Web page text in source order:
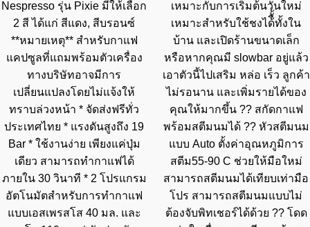
Nespresso รุ่น Pixie มีให้เลือก
2 สี ได้แก่ สีแดง, สีบรอนซ์
**หมายเหตุ** สำหรับกาแฟ
แคปซูลที่แถมพร้อมตัวเครื่อง
ทางบริษัทอาจมีการ
เปลี่ยนแปลงโดยไม่แจ้งให้
ทราบล่วงหน้า * จัดส่งฟรีทั่ว
ประเทศไทย * แรงดันสูงถึง 19
Bar * ใช้งานง่าย เพียงแค่ปุ่ม
เดียว สามารถทำกาแฟได้
ภายใน 30 วินาที * 2 โปรแกรม
อัตโนมัตสำหรับการทำกาแฟ
แบบเอสเพรสโส 40 มล. และ
เหมาะกับการเริ่มต้นวันใหม่
เหมาะสำหรับใช้ชงได้ืั้ทั้งใน
บ้าน และเปิดร้านขนาดเล็ก
หรือหากคุณมี slowbar อยู่แล้ว
เอาตัวนี้ไปเสริม หล่อ เร็ว ลูกค้า
ไม่รอนาน และเพิ่มรายได้ของ
คุณให้มากขึ้น ?? สกัดกาแฟ
พร้อมสตีมนมได้ ?? หัวสตีมนม
แบบ Auto ตั้งค่าอุณหภูมิการ
สตีม55-90 C ช่วยให้มือใหม่
สามารถสตีมนมได้เทียบเท่ามือ
โปร สามารถสตีมนมแบบไม่
ต้องจับพิทเชอร์ได้ด้วย ?? โดด